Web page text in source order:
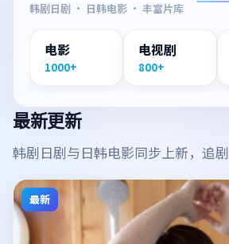
韩剧日剧 · 日韩电影 · 丰富片库
电影
1000+
电视剧
800+
最新更新
韩剧日剧与日韩电影同步上新，追
最新